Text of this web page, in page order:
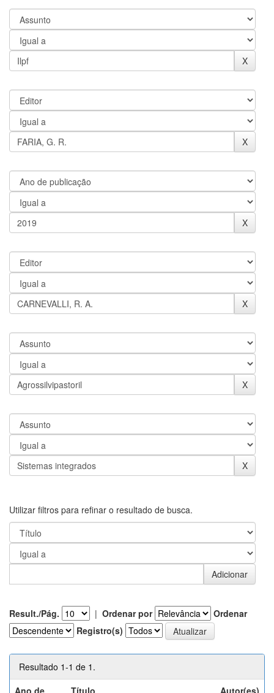
Utilizar filtros para refinar o resultado de busca.
Result./Pág. | Ordenar por
Ordenar
Registro(s)
Resultado 1-1 de 1.
Ano de
Título Autor(es)